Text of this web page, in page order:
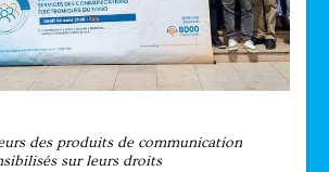
des produits de communication
sur leurs droits